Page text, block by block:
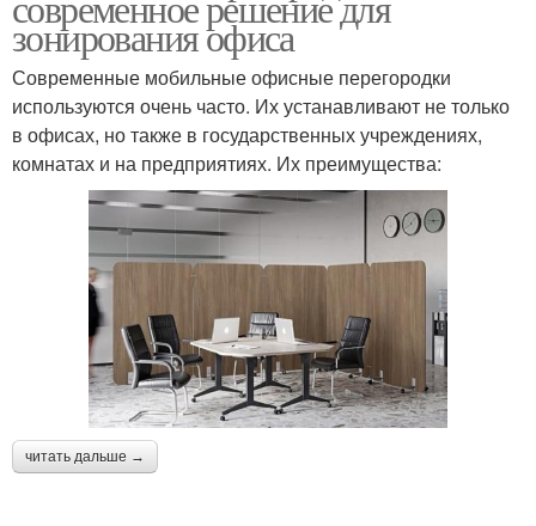
зонирования офиса
Современные мобильные офисные перегородки
используются очень часто. Их устанавливают не только
в офисах, но также в государственных учреждениях,
комнатах и на предприятиях. Их преимущества:
читать дальше →